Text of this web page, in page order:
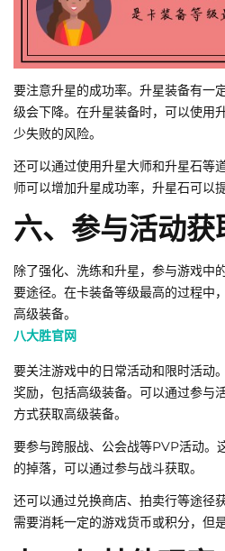
要注意升星的成功率。升星装备有一
级会下降。在升星装备时，可以使用
少失败的风险。
还可以通过使用升星大师和升星石等
师可以增加升星成功率，升星石可以
六、参与活动
除了强化、洗练和升星，参与游戏中
要途径。在卡装备等级最高的过程中
高级装备。
八大胜官网
要关注游戏中的日常活动和限时活动
奖励，包括高级装备。可以通过参与
方式获取高级装备。
要参与跨服战、公会战等PVP活动。
的掉落，可以通过参与战斗获取。
还可以通过兑换商店、拍卖行等途径
需要消耗一定的游戏货币或积分，但